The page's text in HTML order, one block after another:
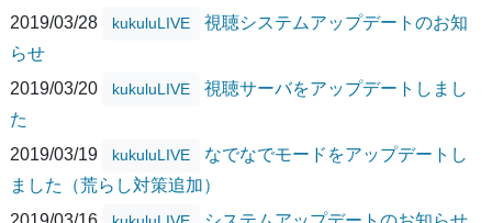
2019/03/28
kukuluLIVE
視聴システムアップデートのお知
らせ
2019/03/20
kukuluLIVE
視聴サーバをアップデートしまし
た
2019/03/19
kukuluLIVE
なでなでモードをアップデートし
ました（荒らし対策追加）